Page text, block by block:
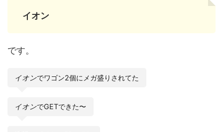
イオン
です。
イオンでワゴン2個にメガ盛りされてた
イオンでGETできた〜